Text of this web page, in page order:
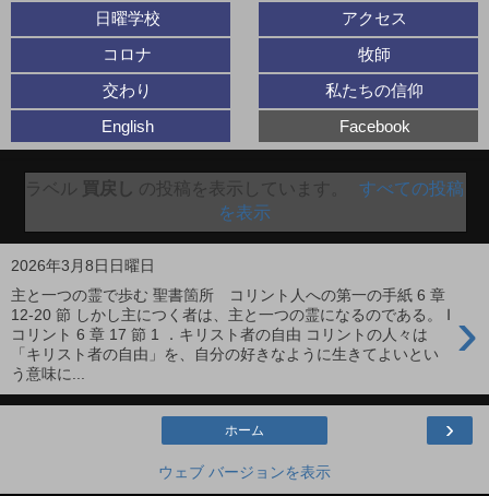
日曜学校
アクセス
コロナ
牧師
交わり
私たちの信仰
English
Facebook
ラベル 買戻し の投稿を表示しています。
すべての投稿
を表示
2026年3月8日日曜日
›
主と一つの霊で歩む 聖書箇所 コリント人への第一の手紙 6 章
12-20 節 しかし主につく者は、主と一つの霊になるのである。 Ⅰ
コリント 6 章 17 節 1 ．キリスト者の自由 コリントの人々は
「キリスト者の自由」を、自分の好きなように生きてよいとい
う意味に...
›
ホーム
ウェブ バージョンを表示